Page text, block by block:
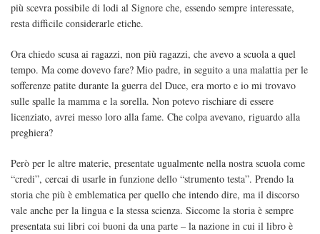
più scevra possibile di lodi al Signore che, essendo sempre interessate,
resta difficile considerarle etiche.
Ora chiedo scusa ai ragazzi, non più ragazzi, che avevo a scuola a quel
tempo. Ma come dovevo fare? Mio padre, in seguito a una malattia per le
sofferenze patite durante la guerra del Duce, era morto e io mi trovavo
sulle spalle la mamma e la sorella. Non potevo rischiare di essere
licenziato, avrei messo loro alla fame. Che colpa avevano, riguardo alla
preghiera?
Però per le altre materie, presentate ugualmente nella nostra scuola come
“credi”, cercai di usarle in funzione dello “strumento testa”. Prendo la
storia che più è emblematica per quello che intendo dire, ma il discorso
vale anche per la lingua e la stessa scienza. Siccome la storia è sempre
presentata sui libri coi buoni da una parte – la nazione in cui il libro è